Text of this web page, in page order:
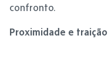
confronto.
Proximidade e traição